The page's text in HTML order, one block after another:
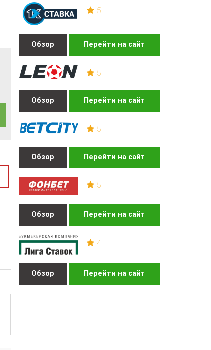
5
Обзор Перейти на сайт
5
Обзор Перейти на сайт
5
Обзор Перейти на сайт
5
Обзор Перейти на сайт
4
Обзор Перейти на сайт